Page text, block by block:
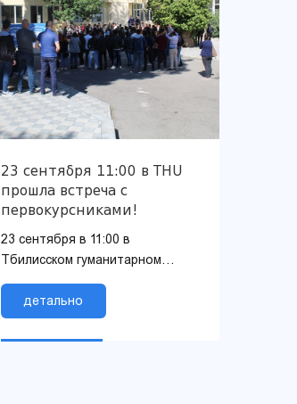
23 сентября 11:00 в THU
прошла встреча с
первокурсниками!
23 сентября в 11:00 в
Тбилисском гуманитарном
встреча со первокурсниками,
которые встретились с
администрацией уни...
детально